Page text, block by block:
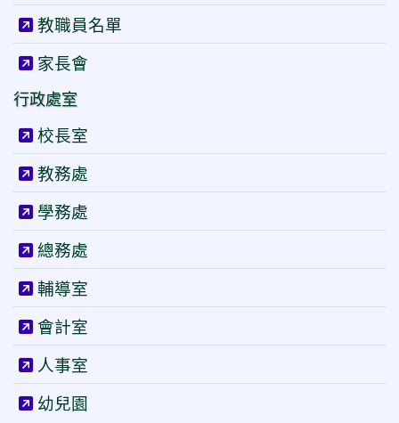
教職員名單
家長會
行政處室
校長室
教務處
學務處
總務處
輔導室
會計室
人事室
幼兒園